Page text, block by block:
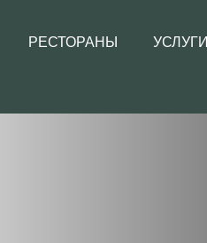
РЕСТОРАНЫ УСЛУГИ